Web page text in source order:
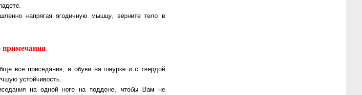
напрягая ягодичную мышцу, верните тело в
примечания
все приседания, в обуви на шнурке и с твердой
устойчивость.
на одной ноге на поддоне, чтобы Вам не